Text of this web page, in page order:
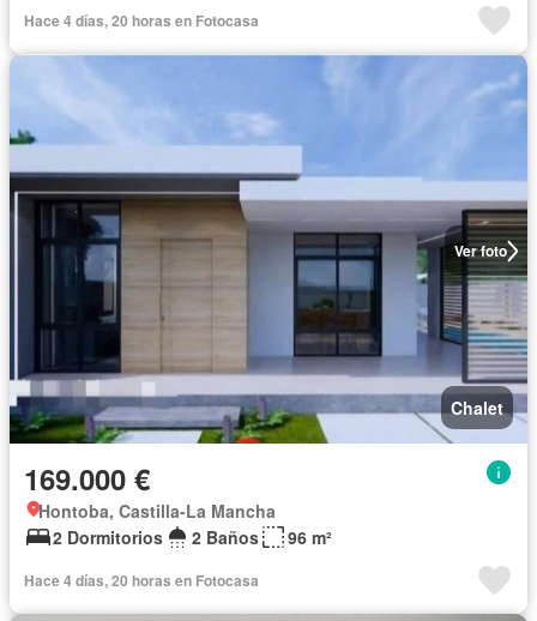
Hace 4 días, 20 horas en Fotocasa
Ver foto
Chalet
169.000 €
Hontoba, Castilla-La Mancha
2 Dormitorios
2 Baños 96 m²
Hace 4 días, 20 horas en Fotocasa